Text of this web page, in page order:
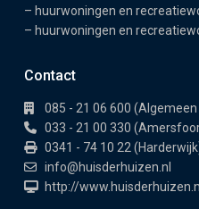
– huurwoningen en
– huurwoningen en
Contact
085 - 21 06 600
033 - 21 00 330
0341 - 74 10 22
info@huisderhuizen.nl
http://www.huisderhuizen.nl